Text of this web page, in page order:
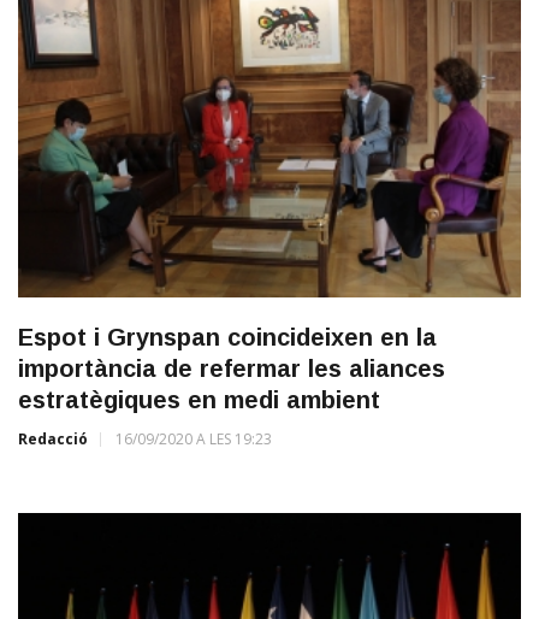
Espot i Grynspan coincideixen en la
importància de refermar les aliances
estratègiques en medi ambient
Redacció 16/09/2020 A LES 19:23